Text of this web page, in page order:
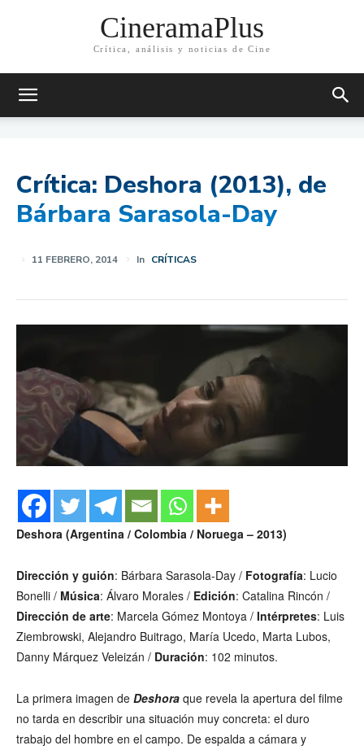
CineramaPlus
Crítica, análisis y noticias de Cine
Crítica: Deshora (2013), de
Bárbara Sarasola-Day
11 FEBRERO, 2014 In CRÍTICAS
Deshora (Argentina / Colombia / Noruega – 2013)
Dirección y guión: Bárbara Sarasola-Day / Fotografía: Lucio
Bonelli / Música: Álvaro Morales / Edición: Catalina Rincón /
Dirección de arte: Marcela Gómez Montoya / Intérpretes: Luis
Ziembrowski, Alejandro Buitrago, María Ucedo, Marta Lubos,
Danny Márquez Veleizán / Duración: 102 minutos.
La primera imagen de Deshora que revela la apertura del filme
no tarda en describir una situación muy concreta: el duro
trabajo del hombre en el campo. De espalda a cámara y